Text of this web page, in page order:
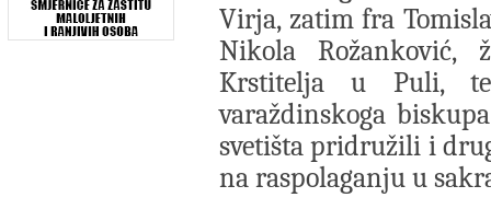
Virja, zatim fra
Nikola
Krstitelja u Puli,
varaždinskoga
svetišta pridružili i
na raspolaganju u